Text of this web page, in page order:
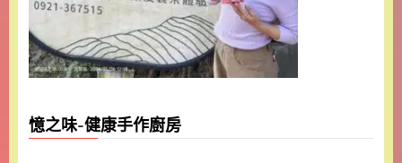
憶之味-健康手作廚房